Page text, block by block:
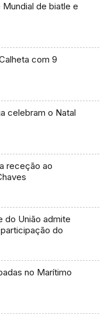
de biatle e
com 9
celebram o Natal
receção ao
do União admite
do
no Marítimo